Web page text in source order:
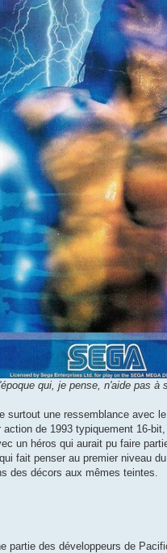
qui, je pense, n'aide pas à
surtout une ressemblance avec
action de 1993 typiquement 16-
un héros qui aurait pu faire
fait penser au premier niveau
des décors aux mêmes teintes.
partie des développeurs de